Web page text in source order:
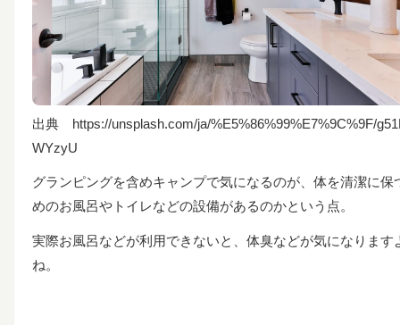
出典 https://unsplash.com/ja/%E5%86%99%E7%9C%9F/
WYzyU
グランピングを含めキャンプで気になるのが、体を清潔に保
めのお風呂やトイレなどの設備があるのかという点。
実際お風呂などが利用できないと、体臭などが気になります
ね。